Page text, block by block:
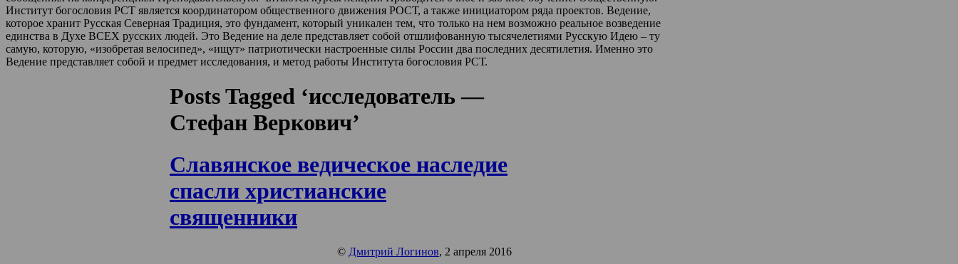
Институт богословия РСТ является координатором общественного движения РОСТ, а также инициатором ряда проектов. Ведение,
которое хранит Русская Северная Традиция, это фундамент, который уникален тем, что только на нем возможно реальное возведение
единства в Духе ВСЕХ русских людей. Это Ведение на деле представляет собой отшлифованную тысячелетиями Русскую Идею – ту
самую, которую, «изобретая велосипед», «ищут» патриотически настроенные силы России два последних десятилетия. Именно это
Ведение представляет собой и предмет исследования, и метод работы Института богословия РСТ.
Posts Tagged ‘исследователь —
Стефан Веркович’
Славянское ведическое наследие
спасли христианские
священники
© Дмитрий Логинов, 2 апреля 2016